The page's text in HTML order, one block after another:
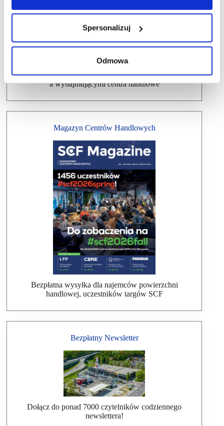
Spersonalizuj
Odmowa
Ułatwiamy kontakt między najemcami
a wynajmującymi centra handlowe
Magazyn Centrów Handlowych
Bezpłatna wysyłka dla najemców powierzchni
handlowej, uczestników targów SCF
Bezpłatny Newsletter
Dołącz do ponad 7000 czytelników codziennego
newslettera!